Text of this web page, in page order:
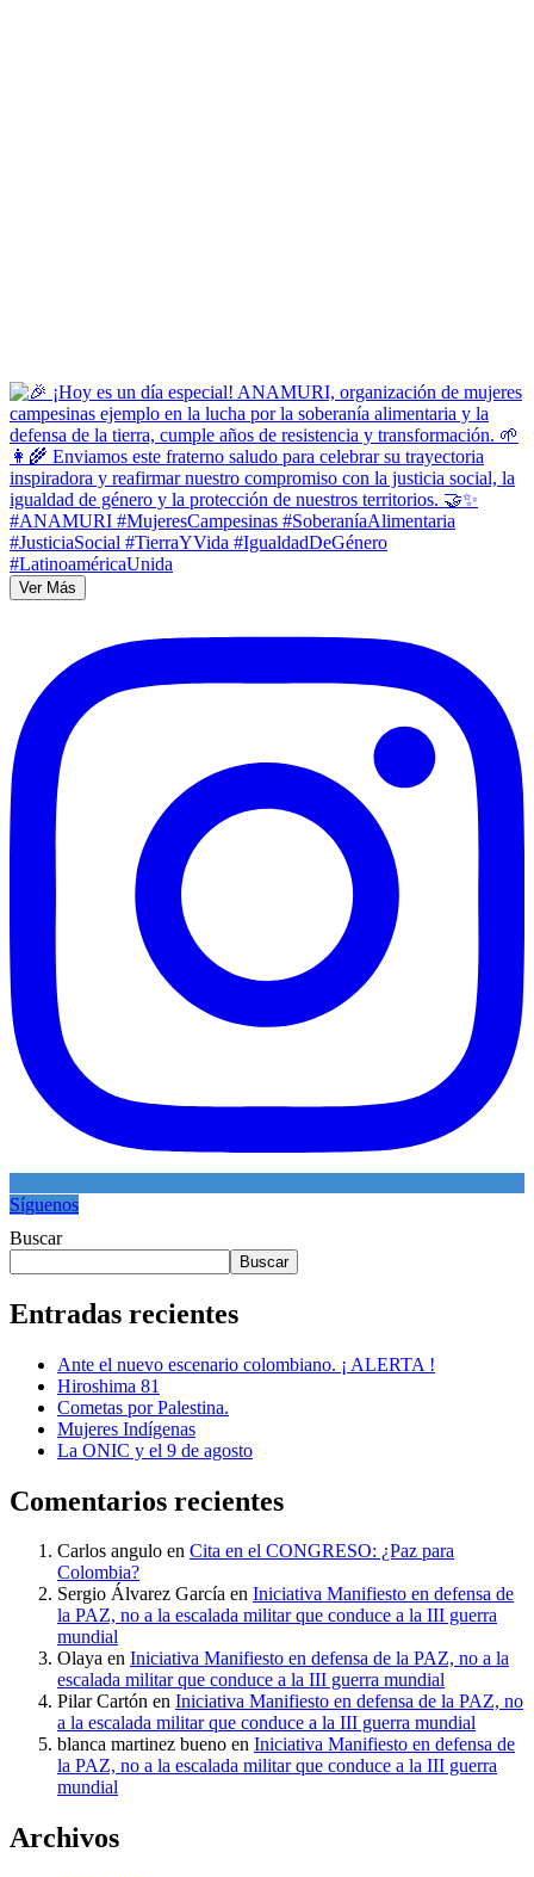
Ver Más
Síguenos
Buscar
Buscar
Entradas recientes
Ante el nuevo escenario colombiano. ¡ ALERTA !
Hiroshima 81
Cometas por Palestina.
Mujeres Indígenas
La ONIC y el 9 de agosto
Comentarios recientes
Carlos angulo en Cita en el CONGRESO: ¿Paz para
Colombia?
Sergio Álvarez García en Iniciativa Manifiesto en defensa de
la PAZ, no a la escalada militar que conduce a la III guerra
mundial
Olaya en Iniciativa Manifiesto en defensa de la PAZ, no a la
escalada militar que conduce a la III guerra mundial
Pilar Cartón en Iniciativa Manifiesto en defensa de la PAZ, no
a la escalada militar que conduce a la III guerra mundial
blanca martinez bueno en Iniciativa Manifiesto en defensa de
la PAZ, no a la escalada militar que conduce a la III guerra
mundial
Archivos